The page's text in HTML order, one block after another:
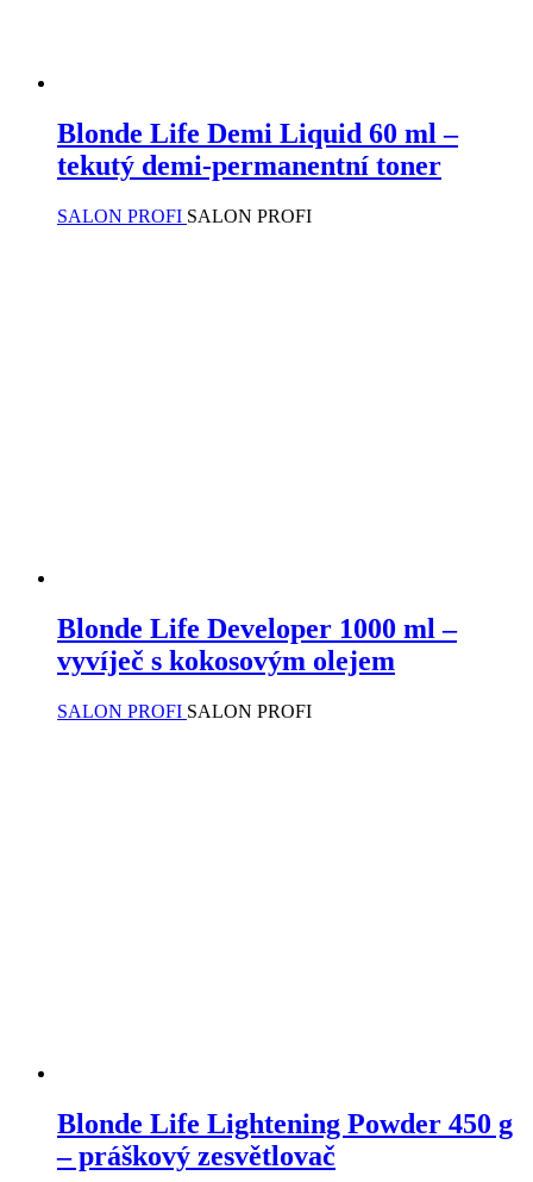
Blonde Life Demi Liquid 60 ml –
tekutý demi-permanentní toner
SALON PROFI SALON PROFI
Blonde Life Developer 1000 ml –
vyvíječ s kokosovým olejem
SALON PROFI SALON PROFI
Blonde Life Lightening Powder 450 g
– práškový zesvětlovač